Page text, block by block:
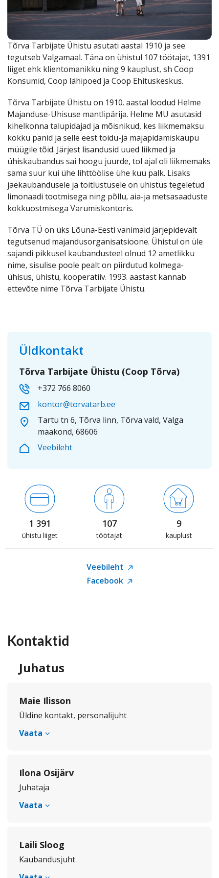
Coop
Pank
Coop
Kokad
Tõrva Tarbijate Ühistu asutati aastal 1910 ja see
tegutseb Valgamaal. Täna on ühistul 107 töötajat, 1391
liiget ehk klientomanikku ning 9 kauplust, sh Coop
Konsumid, Coop lähipoed ja Coop Ehituskeskus.
Tõrva Tarbijate Ühistu on 1910. aastal loodud Helme
Majanduse-Ühisuse mantlipärija. Helme MÜ asutasid
kihelkonna talupidajad ja mõisnikud, kes liikmemaksu
kokku panid ja selle eest toidu-ja majapidamiskaupu
müügile tõid. Järjest lisandusid uued liikmed ja
ühiskaubandus sai hoogu juurde, tol ajal oli liikmemaks
sama suur kui ühe lihttöölise ühe kuu palk. Lisaks
jaekaubandusele ja toitlustusele on ühistus tegeletud
limonaadi tootmisega ning põllu, aia-ja metsasaaduste
kokkuostmisega Varumiskontoris.
Tõrva TÜ on üks Lõuna-Eesti vanimaid järjepidevalt
tegutsenud majandusorganisatsioone. Ühistul on üle
sajandi pikkusel kaubandusteel olnud 12 ametlikku
nime, sisulise poole pealt on piirdutud kolmega-
ühisus, ühistu, kooperatiiv. 1993. aastast kannab
ettevõte nime Tõrva Tarbijate Ühistu.
Üldkontakt
Tõrva Tarbijate Ühistu (Coop Tõrva)
+372 766 8060
kontor@torvatarb.ee
Tartu tn 6, Tõrva linn, Tõrva vald, Valga
maakond, 68606
Veebileht
1 391
ühistu liiget
107
töötajat
9
kauplust
Veebileht
Facebook
Kontaktid
Juhatus
Maie Ilisson
Üldine kontakt, personalijuht
Vaata
Ilona Osijärv
Juhataja
Vaata
Laili Sloog
Kaubandusjuht